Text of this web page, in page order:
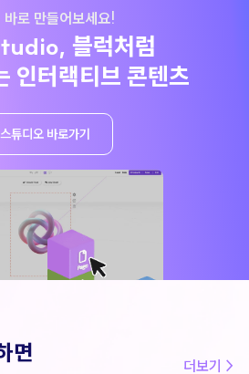
바로 만들어보세요!
블럭처럼
인터랙티브 콘텐츠
스튜디오 바로가기
면
더보기 >